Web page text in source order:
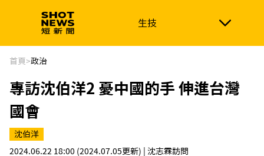
生技
生技 政治
新南向 體育
首頁>政治
專訪沈伯洋2 憂中國的手 伸進台灣
國會
沈伯洋
2024.06.22 18:00 (2024.07.05更新) | 沈志霖訪問